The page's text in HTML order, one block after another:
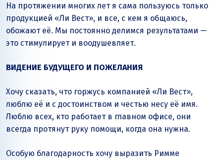
На протяжении многих лет я сама пользуюсь только
продукцией «Ли Вест», и все, с кем я общаюсь,
обожают её. Мы постоянно делимся результатами —
это стимулирует и воодушевляет.
ВИДЕНИЕ БУДУЩЕГО И ПОЖЕЛАНИЯ
Хочу сказать, что горжусь компанией «Ли Вест»,
люблю её и с достоинством и честью несу её имя.
Люблю всех, кто работает в главном офисе, они
всегда протянут руку помощи, когда она нужна.
Особую благодарность хочу выразить Римме